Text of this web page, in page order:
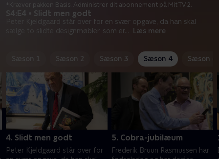
S4:E4 • Slidt men godt
Peter Kjeldgaard står over for en svær opgave, da han skal
sælge to slidte designmøbler, som er... Læs mere
*Kræver pakken Basis. Administrer dit abonnement på Mit TV 2.
Sæson 1 Sæson 2 Sæson 3 Sæson 4 Sæson 6
4. Slidt men godt
Peter Kjeldgaard står over for
5. Cobra-jubilæum
Frederik Bruun Rasmussen har